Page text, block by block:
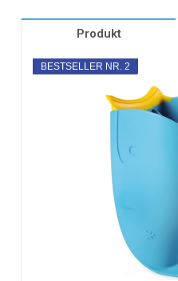
Produkt
BESTSELLER NR. 2